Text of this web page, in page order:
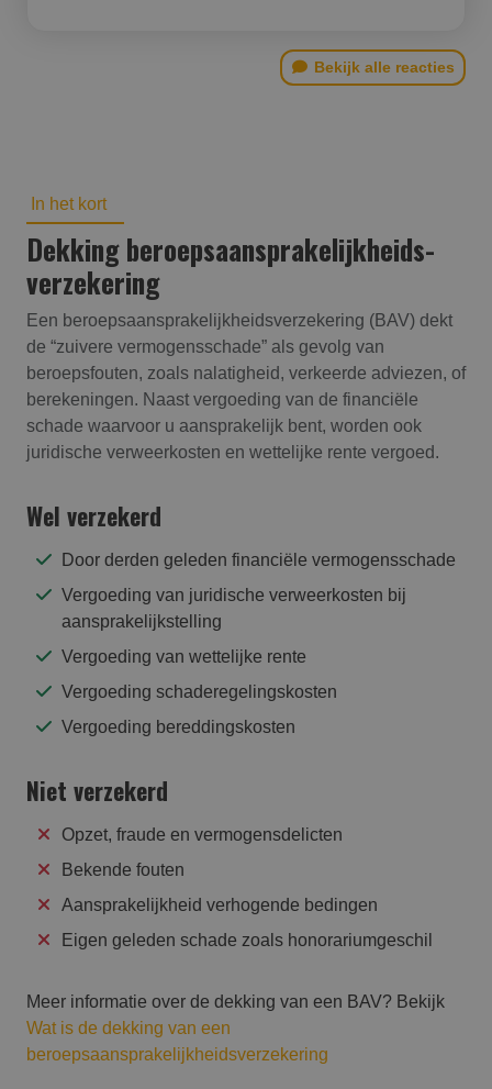
Bekijk alle reacties
In het kort
Dekking beroepsaansprakelijk­heids­
verzekering
Een beroepsaansprakelijkheidsverzekering (BAV) dekt
de “zuivere vermogensschade” als gevolg van
beroepsfouten, zoals nalatigheid, verkeerde adviezen, of
berekeningen. Naast vergoeding van de financiële
schade waarvoor u aansprakelijk bent, worden ook
juridische verweerkosten en wettelijke rente vergoed.
Wel verzekerd
Door derden geleden financiële vermogensschade
Vergoeding van juridische verweerkosten bij
aansprakelijkstelling
Vergoeding van wettelijke rente
Vergoeding schaderegelingskosten
Vergoeding bereddingskosten
Niet verzekerd
Opzet, fraude en vermogensdelicten
Bekende fouten
Aansprakelijkheid verhogende bedingen
Eigen geleden schade zoals honorariumgeschil
Meer informatie over de dekking van een BAV? Bekijk
Wat is de dekking van een
beroepsaansprakelijkheidsverzekering